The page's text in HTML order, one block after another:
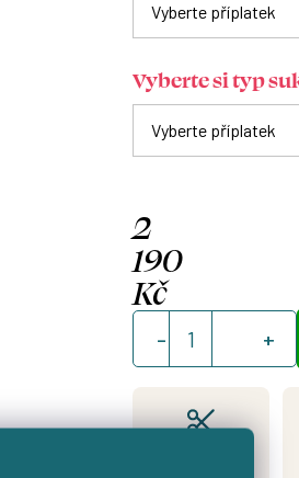
Vyberte si typ
2
190
Kč
Měrná
cena: